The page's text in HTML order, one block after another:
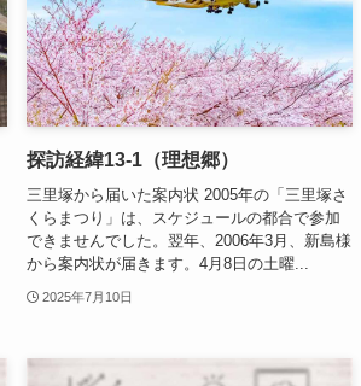
探訪経緯13-1（理想郷）
三里塚から届いた案内状 2005年の「三里塚さ
くらまつり」は、スケジュールの都合で参加
できませんでした。翌年、2006年3月、新島様
から案内状が届きます。4月8日の土曜...
2025年7月10日